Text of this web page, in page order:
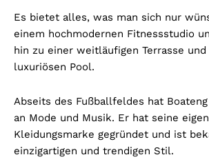
Es bietet alles, was man sich nur
einem hochmodernen Fitnessstudio
hin zu einer weitläufigen Terrasse und
luxuriösen Pool.
Abseits des Fußballfeldes hat
an Mode und Musik. Er hat seine
Kleidungsmarke gegründet und ist
einzigartigen und trendigen Stil.